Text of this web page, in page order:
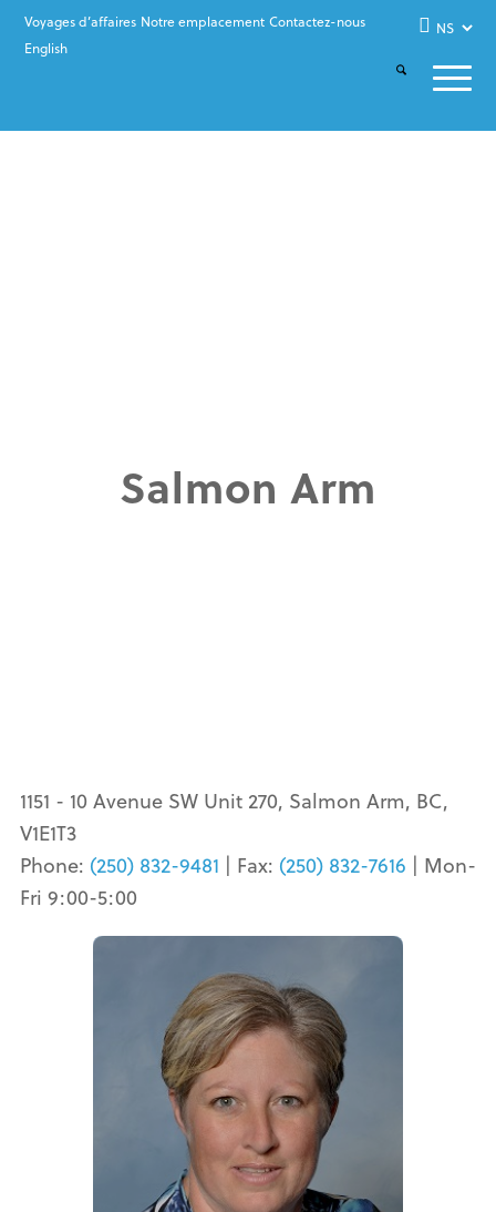
Voyages d’affaires Notre emplacement Contactez-nous
English
Salmon Arm
1151 - 10 Avenue SW Unit 270, Salmon Arm, BC,
V1E1T3
Phone: (250) 832-9481 | Fax: (250) 832-7616 | Mon-
Fri 9:00-5:00